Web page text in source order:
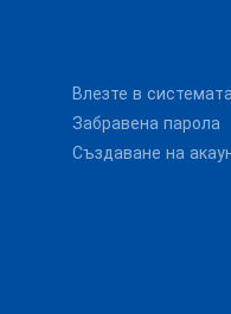
Влезте в
Забравена парола
Създаване на